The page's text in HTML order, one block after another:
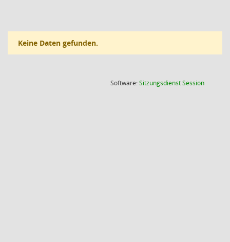
Keine Daten gefunden.
Software:SitzungsdienstSession(Wird in